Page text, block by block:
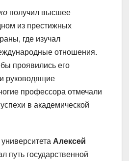
получил высшее
из престижных
где изучал
отношения.
проявились его
руководящие
профессора отмечали
в академической
Алексей
путь государственной